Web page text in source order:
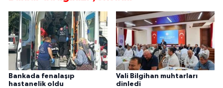
Bankada fenalaşıp
hastanelik oldu
Vali Bilgihan muhtarları
dinledi